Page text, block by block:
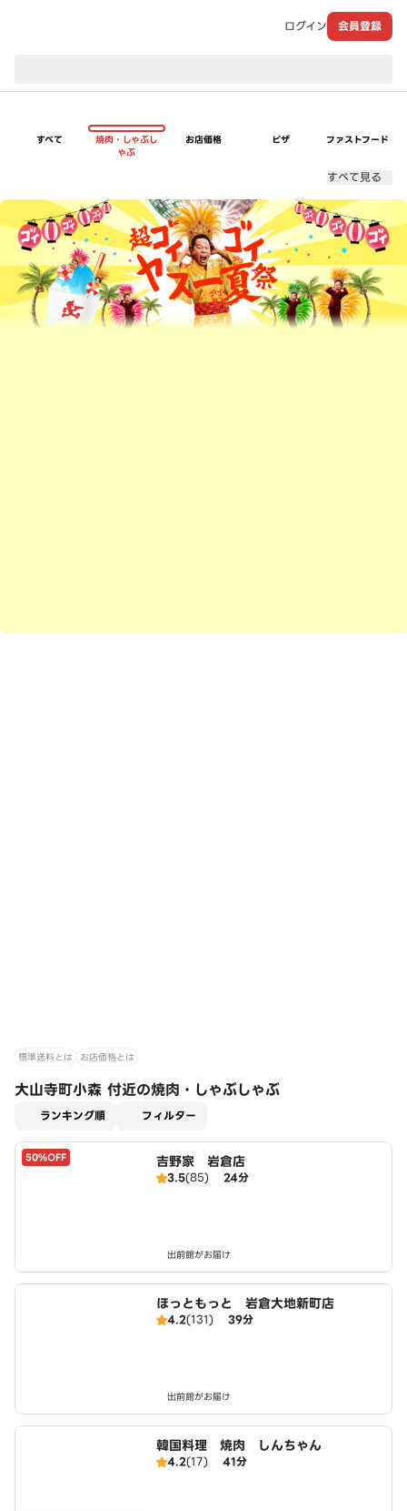
ログイン 会員登録
すべて
焼肉・しゃぶし
ゃぶ
お店価格 ピザ ファストフード
すべて見る
超ゴイゴイヤスー夏祭
標準送料とは お店価格とは
大山寺町小森 付近の焼肉・しゃぶしゃぶ
ランキング順 フィルター
50%OFF 吉野家 岩倉店
3.5(85) 24分
出前館がお届け
ほっともっと 岩倉大地新町店
4.2(131) 39分
出前館がお届け
韓国料理 焼肉 しんちゃん
4.2(17) 41分